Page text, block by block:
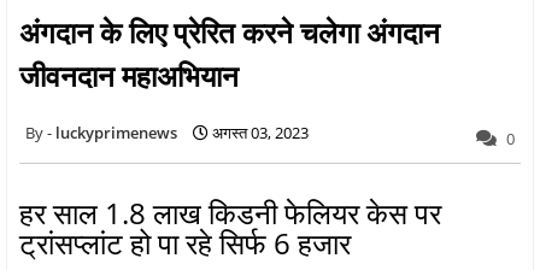
अंगदान के लिए प्रेरित करने चलेगा अंगदान
जीवनदान महाअभियान
luckyprimenews अगस्त 03, 2023 0
हर साल 1.8 लाख किडनी फेलियर केस पर
ट्रांसप्लांट हो पा रहे सिर्फ 6 हजार